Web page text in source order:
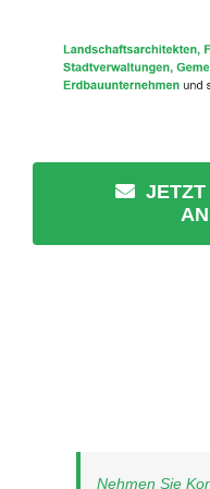
JETZT
Nehmen Sie